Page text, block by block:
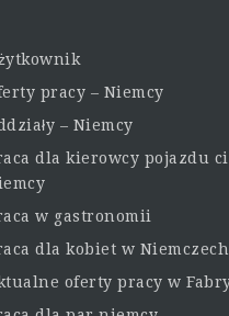
pracy – Niemcy
– Niemcy
dla kierowcy pojazdu
w gastronomii
dla kobiet w Niemczech
oferty pracy w